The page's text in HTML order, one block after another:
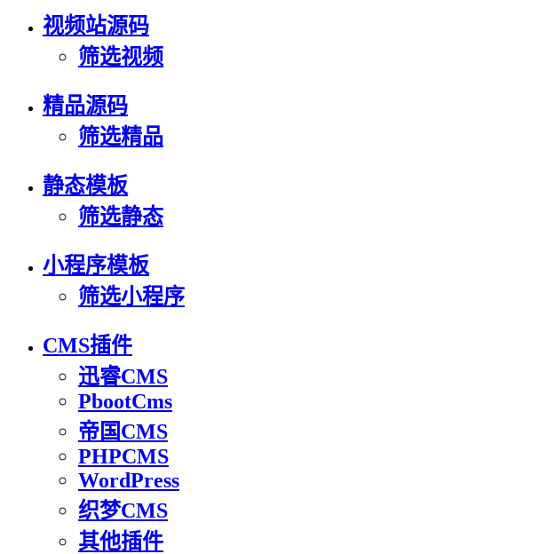
视频站源码
筛选视频
精品源码
筛选精品
静态模板
筛选静态
小程序模板
筛选小程序
CMS插件
迅睿CMS
PbootCms
帝国CMS
PHPCMS
WordPress
织梦CMS
其他插件